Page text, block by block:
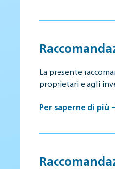
La presente
proprietari e agli
Per saperne di più